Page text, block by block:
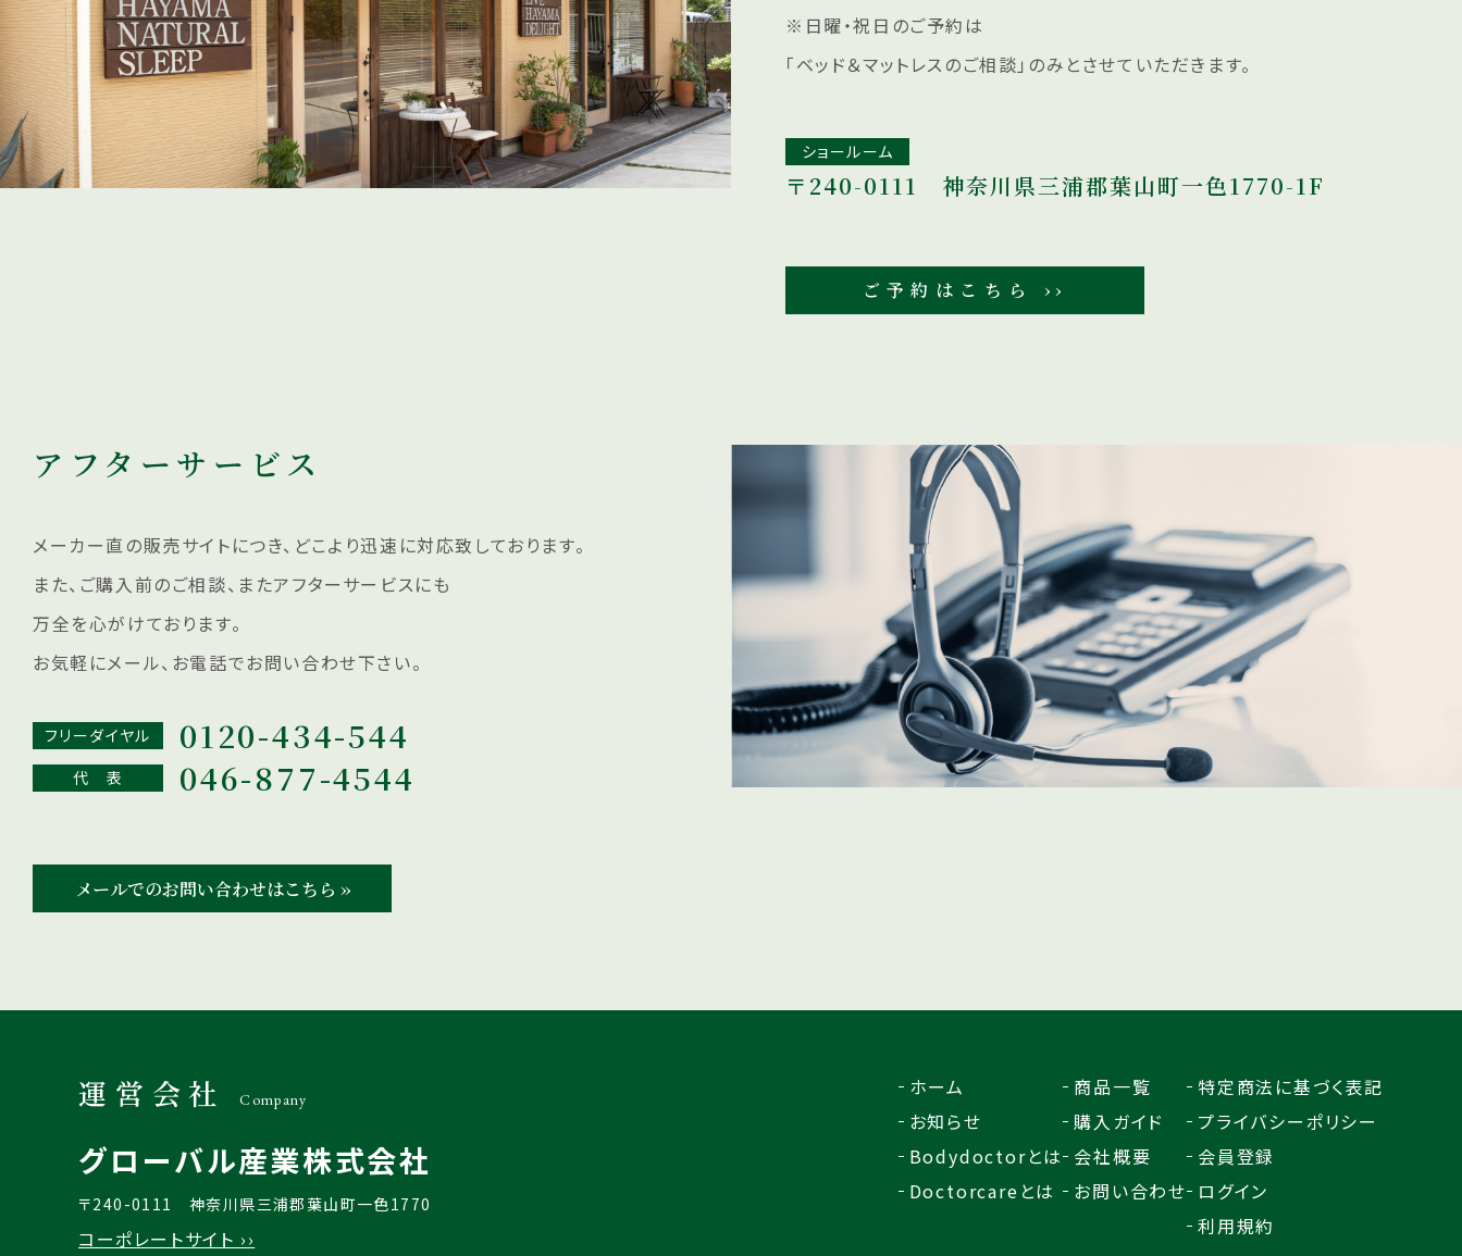
※日曜・祝日のご予約は
「ベッド＆マットレスのご相談」のみとさせていただきます。
ショールーム
〒240-0111 神奈川県三浦郡葉山町一色1770-1F
ご予約はこちら ››
アフターサービス
メーカー直の販売サイトにつき、どこより迅速に対応致しております。
また、ご購入前のご相談、またアフターサービスにも
万全を心がけております。
お気軽にメール、お電話でお問い合わせ下さい。
フリーダイヤル 0120-434-544
代 表 046-877-4544
メールでのお問い合わせはこちら ››
運営会社 Company
グローバル産業株式会社
〒240-0111神奈川県三浦郡葉山町一色1770
コーポレートサイト ››
ホーム
お知らせ
Bodydoctorとは
Doctorcareとは
商品一覧
購入ガイド
会社概要
お問い合わせ
特定商法に基づく表記
プライバシーポリシー
会員登録
ログイン
利用規約